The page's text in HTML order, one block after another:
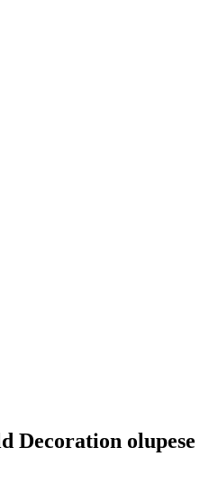
Decoration olupese